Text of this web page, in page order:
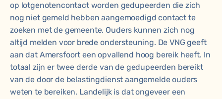
op lotgenotencontact worden gedupeerden die zich
nog niet gemeld hebben aangemoedigd contact te
zoeken met de gemeente. Ouders kunnen zich nog
altijd melden voor brede ondersteuning. De VNG geeft
aan dat Amersfoort een opvallend hoog bereik heeft. In
totaal zijn er twee derde van de gedupeerden bereikt
van de door de belastingdienst aangemelde ouders
weten te bereiken. Landelijk is dat ongeveer een